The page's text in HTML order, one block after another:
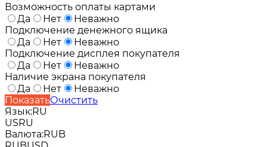
Возможность оплаты картами
Да
Нет
Неважно
Подключение денежного ящика
Да
Нет
Неважно
Подключение дисплея покупателя
Да
Нет
Неважно
Наличие экрана покупателя
Да
Нет
Неважно
ПоказатьОчистить
Язык:RU
USRU
Валюта:RUB